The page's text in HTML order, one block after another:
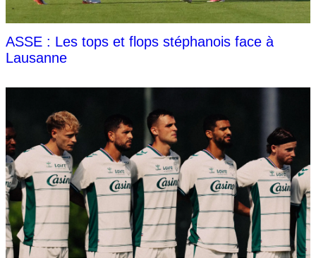
ASSE : Les tops et flops stéphanois face à
Lausanne